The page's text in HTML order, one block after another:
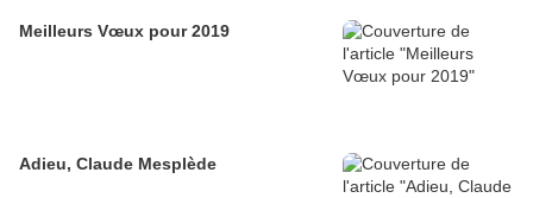
Meilleurs Vœux pour 2019
Adieu, Claude Mesplède